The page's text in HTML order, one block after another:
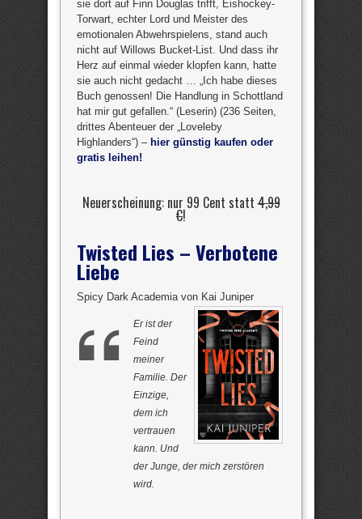
sie dort auf Finn Douglas trifft, Eishockey-
Torwart, echter Lord und Meister des
emotionalen Abwehrspielens, stand auch
nicht auf Willows Bucket-List. Und dass ihr
Herz auf einmal wieder klopfen kann, hatte
sie auch nicht gedacht … „Ich habe dieses
Buch genossen! Die Handlung in Schottland
hat mir gut gefallen.“ (Leserin) (236 Seiten,
drittes Abenteuer der „Loveleby
Highlanders“) – hier günstig kaufen oder
gratis leihen!
Neuerscheinung: nur 99 Cent statt4,99
€!
Twisted Lies – Verbotene
Liebe
Spicy Dark Academia von Kai Juniper
Er ist der
Feind
meiner
Familie. Der
Einzige,
dem ich
vertrauen
kann. Und
der Junge, der mich zerstören
wird.